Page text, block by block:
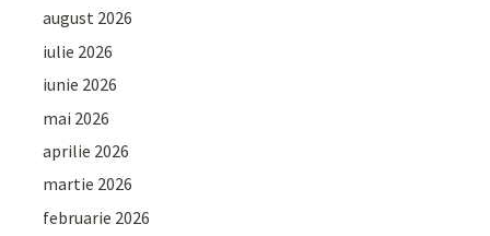
august 2026
iulie 2026
iunie 2026
mai 2026
aprilie 2026
martie 2026
februarie 2026